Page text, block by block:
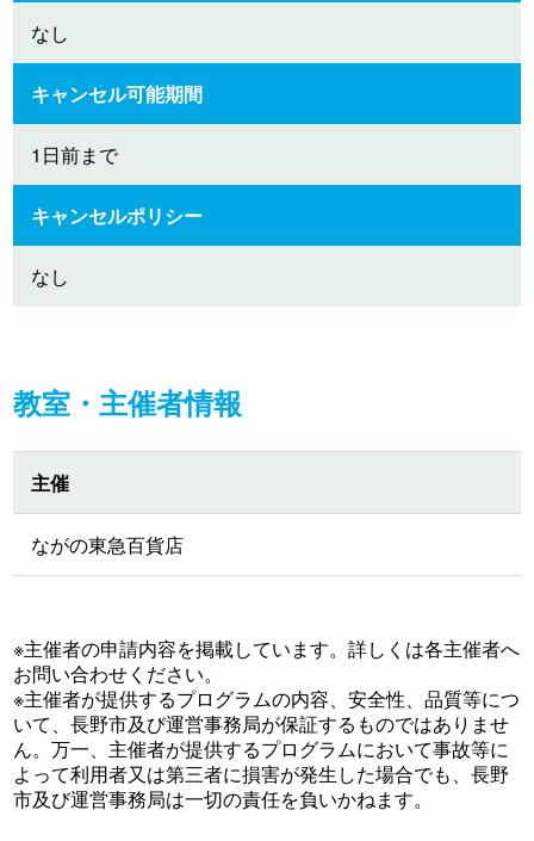
なし
キャンセル可能期間
1日前まで
キャンセルポリシー
なし
教室・主催者情報
主催
ながの東急百貨店
※主催者の申請内容を掲載しています。詳しくは各主催者へ
お問い合わせください。
※主催者が提供するプログラムの内容、安全性、品質等につ
いて、長野市及び運営事務局が保証するものではありませ
ん。万一、主催者が提供するプログラムにおいて事故等に
よって利用者又は第三者に損害が発生した場合でも、長野
市及び運営事務局は一切の責任を負いかねます。